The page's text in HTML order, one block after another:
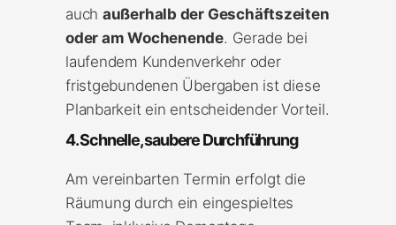
auch außerhalb der Geschäftszeiten
oder am Wochenende. Gerade bei
laufendem Kundenverkehr oder
fristgebundenen Übergaben ist diese
Planbarkeit ein entscheidender Vorteil.
4. Schnelle, saubere Durchführung
Am vereinbarten Termin erfolgt die
Räumung durch ein eingespieltes